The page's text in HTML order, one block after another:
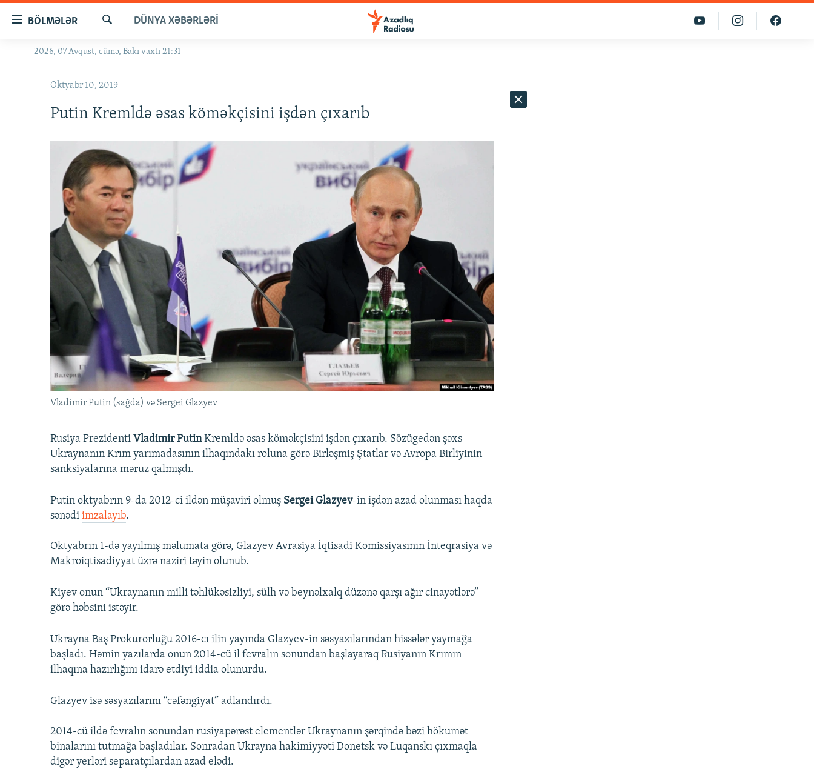
naviqasiyaya
BÖLMƏLƏR
GÜNDƏM
#ƏSLINDƏ
FƏRQƏ BAX
QANUNI DOĞRU
ARAŞDIRMA
MULTIMEDIA
İNFOQRAFIKA
KARIKATURA
RADIO ARXIV
AZƏRBAYCAN ƏDƏBIYYATI KITABXANASI
İSLAM VƏ DEMOKRATIYA
İZ - MƏDƏNIYYƏT PROQRAMI
MISSIYAMIZ
PEŞƏ ETIKASI VƏ JURNALISTIKA
STANDARTLARIMIZ
MATERIALLARIMIZDAN ISTIFADƏ
AZADLIQRADIOSU MOBIL TELEFONUNUZDA
BIZIMLƏ ƏLAQƏ
Axtar
DÜNYA XƏBƏRLƏRI
2026, 07 Avqust, cümə, Bakı vaxtı 21:31
Oktyabr 10, 2019
Putin Kremldə əsas köməkçisini işdən çıxarıb
Vladimir Putin (sağda) və Sergei Glazyev
Rusiya Prezidenti Vladimir PutinKremldə əsas köməkçisini işdən çıxarıb. Sözügedən şəxs
Ukraynanın Krım yarımadasının ilhaqındakı roluna görə Birləşmiş Ştatlar və Avropa Birliyinin
sanksiyalarına məruz qalmışdı.
Putin oktyabrın 9-da 2012-ci ildən müşaviri olmuş Sergei Glazyev-in işdən azad olunması haqda
sənədi imzalayıb.
Oktyabrın 1-də yayılmış məlumata görə, Glazyev Avrasiya İqtisadi Komissiyasının İnteqrasiya və
Makroiqtisadiyyat üzrə naziri təyin olunub.
Kiyev onun “Ukraynanın milli təhlükəsizliyi, sülh və beynəlxalq düzənə qarşı ağır cinayətlərə”
görə həbsini istəyir.
Ukrayna Baş Prokurorluğu 2016-cı ilin yayında Glazyev-in səsyazılarından hissələr yaymağa
başladı. Həmin yazılarda onun 2014-cü il fevralın sonundan başlayaraq Rusiyanın Krımın
ilhaqına hazırlığını idarə etdiyi iddia olunurdu.
Glazyev isə səsyazılarını “cəfəngiyat” adlandırdı.
2014-cü ildə fevralın sonundan rusiyapərəst elementlər Ukraynanın şərqində bəzi hökumət
binalarını tutmağa başladılar. Sonradan Ukrayna hakimiyyəti Donetsk və Luqanskı çıxmaqla
digər yerləri separatçılardan azad elədi.